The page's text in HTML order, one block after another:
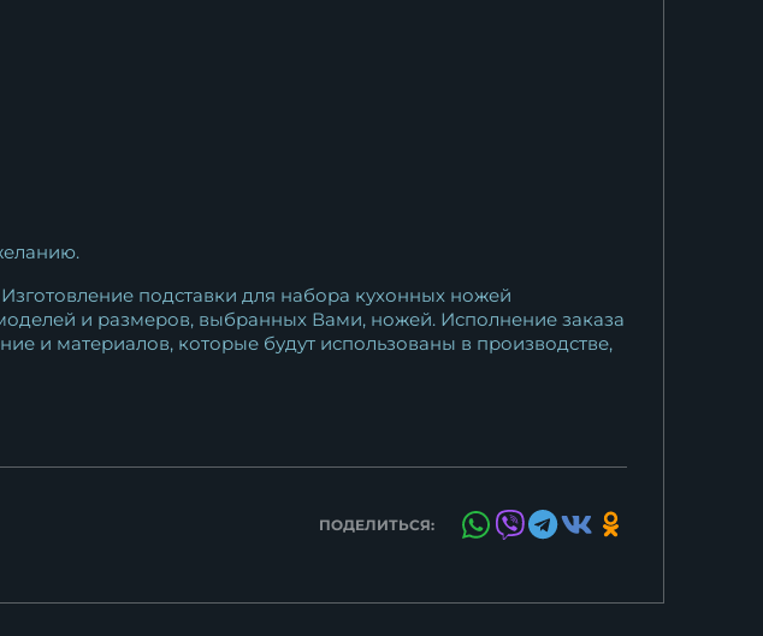
подставки для набора кухонных ножей
и размеров, выбранных Вами, ножей. Исполнение заказа
и материалов, которые будут использованы в производстве,
ПОДЕЛИТЬСЯ: